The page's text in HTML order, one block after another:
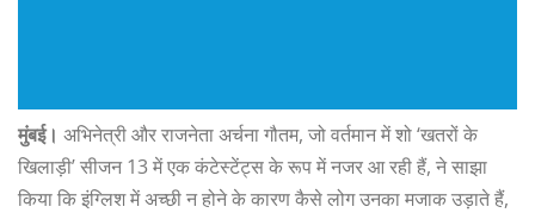
मुंबई। अभिनेत्री और राजनेता अर्चना गौतम, जो वर्तमान में शो ‘खतरों के
खिलाड़ी’ सीजन 13 में एक कंटेस्टेंट्स के रूप में नजर आ रही हैं, ने साझा
किया कि इंग्लिश में अच्छी न होने के कारण कैसे लोग उनका मजाक उड़ाते हैं,